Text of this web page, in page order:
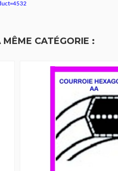
CATÉGORIE :